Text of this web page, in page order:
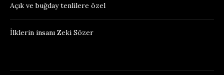
Açık ve buğday tenlilere özel
İlklerin insanı Zeki Sözer